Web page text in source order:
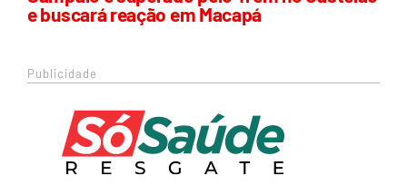
e buscará reação em Macapá
Publicidade